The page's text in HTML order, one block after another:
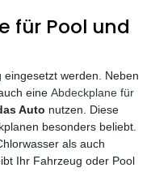
für Pool und
eingesetzt werden. Neben
eine Abdeckplane für
Auto nutzen. Diese
besonders beliebt.
als auch
Ihr Fahrzeug oder Pool